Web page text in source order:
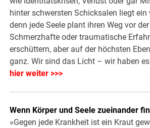
hinter schwersten Schicksalen liegt ein
denn jede Seele plant ihren Weg vor
Schmerzhafte oder traumatische
erschüttern, aber auf der höchsten
ganz. Wir sind das Licht – wir haben
hier weiter >>>
Wenn Körper und Seele zueinander
»Gegen jede Krankheit ist ein Kraut